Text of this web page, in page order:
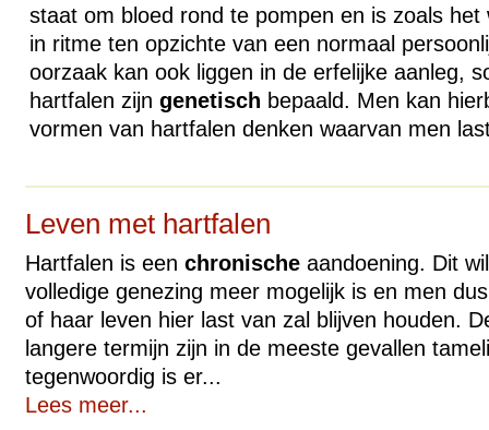
staat om bloed rond te pompen en is zoals het
in ritme ten opzichte van een normaal
oorzaak kan ook liggen in de erfelijke aanleg,
hartfalen zijn genetisch bepaald. Men kan
vormen van hartfalen denken waarvan men
Leven met hartfalen
Hartfalen is een chronischeaandoening. Dit
volledige genezing meer mogelijk is en men
of haar leven hier last van zal blijven houden.
langere termijn zijn in de meeste gevallen
tegenwoordig is er...
Lees meer...